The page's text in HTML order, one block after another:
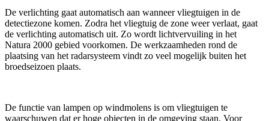
De verlichting gaat automatisch aan wanneer vliegtuigen in de
detectiezone komen. Zodra het vliegtuig de zone weer verlaat, gaat
de verlichting automatisch uit. Zo wordt lichtvervuiling in het
Natura 2000 gebied voorkomen. De werkzaamheden rond de
plaatsing van het radarsysteem vindt zo veel mogelijk buiten het
broedseizoen plaats.
De functie van lampen op windmolens is om vliegtuigen te
waarschuwen dat er hoge objecten in de omgeving staan. Voor